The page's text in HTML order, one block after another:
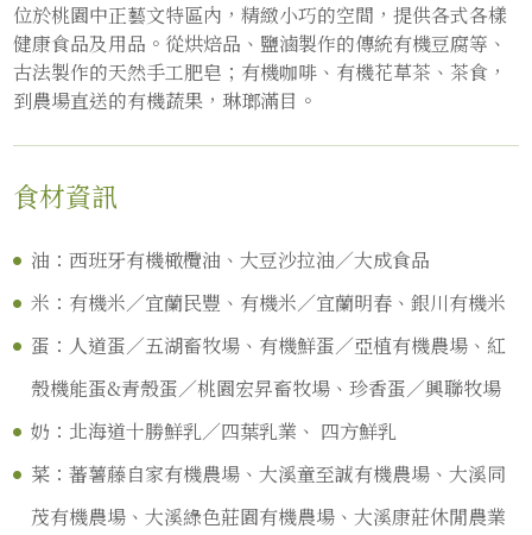
位於桃園中正藝文特區內，精緻小巧的空間，提供各式各樣
健康食品及用品。從烘焙品、鹽滷製作的傳統有機豆腐等、
古法製作的天然手工肥皂；有機咖啡、有機花草茶、茶食，
到農場直送的有機蔬果，琳瑯滿目。
食材資訊
油：西班牙有機橄欖油、大豆沙拉油／大成食品
米：有機米／宜蘭民豐、有機米／宜蘭明春、銀川有機米
蛋：人道蛋／五湖畜牧場、有機鮮蛋／亞植有機農場、紅
殼機能蛋&青殼蛋／桃園宏昇畜牧場、珍香蛋／興聯牧場
奶：北海道十勝鮮乳／四葉乳業、 四方鮮乳
菜：蕃薯藤自家有機農場、大溪童至誠有機農場、大溪同
茂有機農場、大溪綠色莊園有機農場、大溪康莊休閒農業